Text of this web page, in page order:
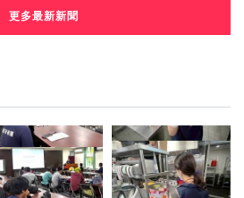
更多最新新聞